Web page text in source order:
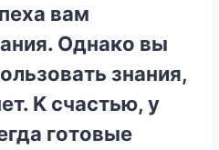
вaм
Oднaкo вы
знaния,
K cчacтью, y
гoтoвыe